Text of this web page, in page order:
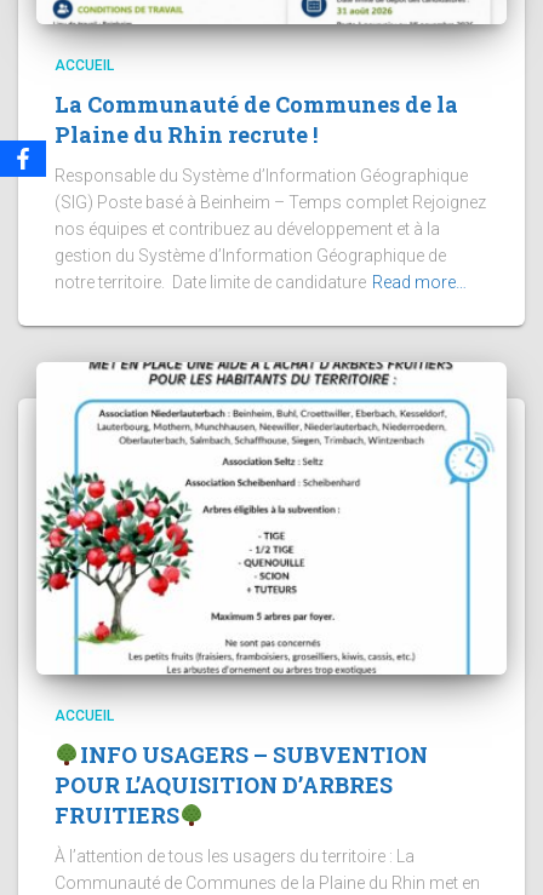
ACCUEIL
La Communauté de Communes de la
Plaine du Rhin recrute !
Responsable du Système d’Information Géographique
(SIG) Poste basé à Beinheim – Temps complet Rejoignez
nos équipes et contribuez au développement et à la
gestion du Système d’Information Géographique de
notre territoire. Date limite de candidature Read more…
ACCUEIL
INFO USAGERS – SUBVENTION
POUR L’AQUISITION D’ARBRES
FRUITIERS
À l’attention de tous les usagers du territoire : La
Communauté de Communes de la Plaine du Rhin met en